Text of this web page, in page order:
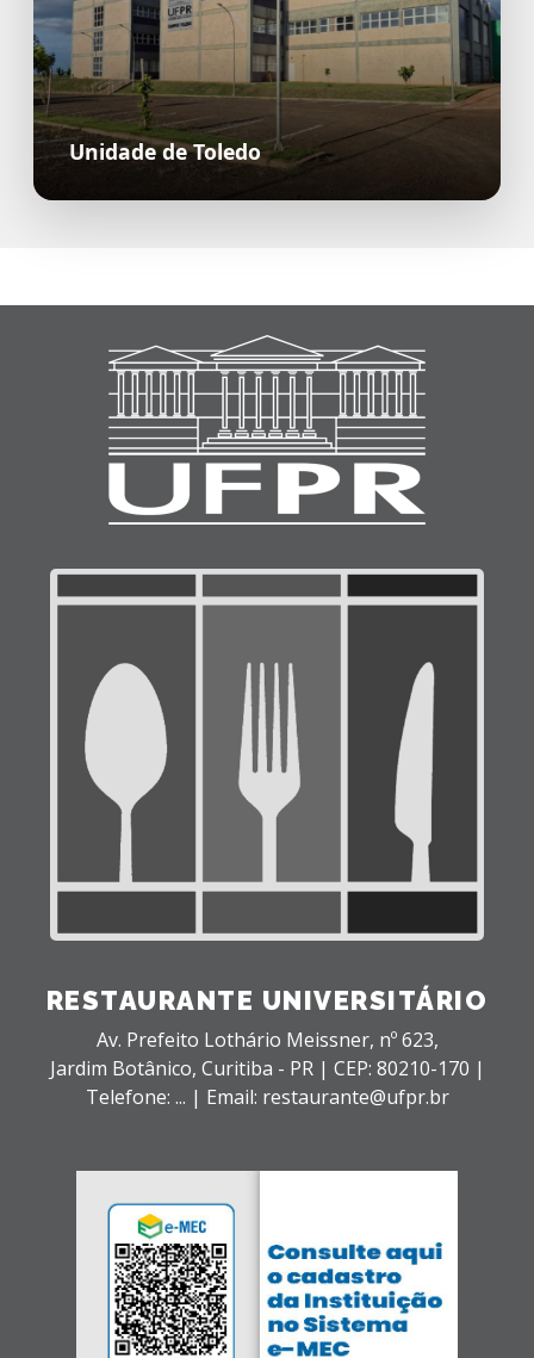
Unidade de Toledo
RESTAURANTE UNIVERSITÁRIO
Av. Prefeito Lothário Meissner, nº 623,
Jardim Botânico, Curitiba - PR | CEP: 80210-170 |
Telefone: ... | Email: restaurante@ufpr.br